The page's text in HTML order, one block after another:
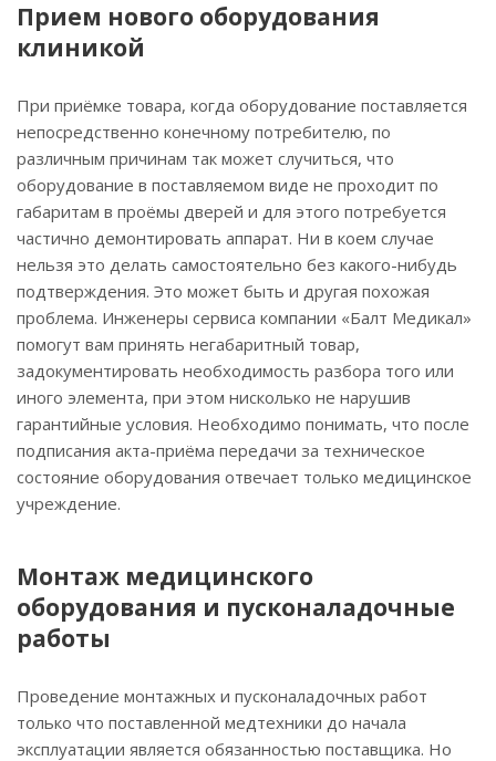
Прием нового оборудования
клиникой
При приёмке товара, когда оборудование поставляется
непосредственно конечному потребителю, по
различным причинам так может случиться, что
оборудование в поставляемом виде не проходит по
габаритам в проёмы дверей и для этого потребуется
частично демонтировать аппарат. Ни в коем случае
нельзя это делать самостоятельно без какого-нибудь
подтверждения. Это может быть и другая похожая
проблема. Инженеры сервиса компании «Балт Медикал»
помогут вам принять негабаритный товар,
задокументировать необходимость разбора того или
иного элемента, при этом нисколько не нарушив
гарантийные условия. Необходимо понимать, что после
подписания акта-приёма передачи за техническое
состояние оборудования отвечает только медицинское
учреждение.
Монтаж медицинского
оборудования и пусконаладочные
работы
Проведение монтажных и пусконаладочных работ
только что поставленной медтехники до начала
эксплуатации является обязанностью поставщика. Но